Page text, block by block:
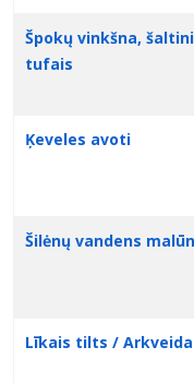
Špokų vinkšna,
tufais
Ķeveles avoti
Šilėnų vandens
Līkais tilts /